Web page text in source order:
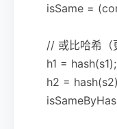
isSame =
// 或比哈希（
h1 = hash(s1);
h2 =